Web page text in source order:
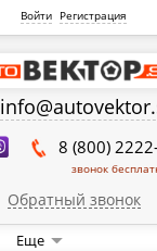
Войти Регистрация
8 (800)
звонок
Обратный звонок
Еще